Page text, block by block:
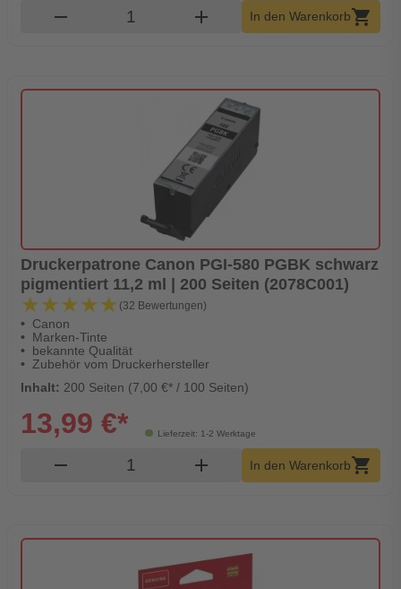
remove Produkt Warenkorb Menge
add In den Warenkorbshopping_cart
Druckerpatrone Canon PGI-580 PGBK schwarz
pigmentiert 11,2 ml | 200 Seiten (2078C001)
★★★★★
★★★★★ (32 Bewertungen)
Canon
Marken-Tinte
bekannte Qualität
Zubehör vom Druckerhersteller
Inhalt: 200 Seiten (7,00 €* / 100 Seiten)
Lieferzeit: 1-2 Werktage
13,99 €*
remove Produkt Warenkorb Menge
add In den Warenkorbshopping_cart